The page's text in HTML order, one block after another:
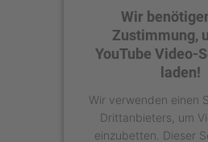
Wir
Zustimmung,
YouTube Video-
laden!
Wir verwenden einen
Drittanbieters, um
einzubetten. Dieser